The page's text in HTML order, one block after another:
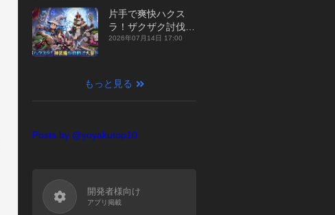
年】
片手で爽快ハクス
ラ！ザクザク討伐し
て神装備を集める放
【最新作PICKUP】
2026年07月14日 17:00
もっと見る
Posts by @yoyakutop10
開発者様向け
アプリ掲載